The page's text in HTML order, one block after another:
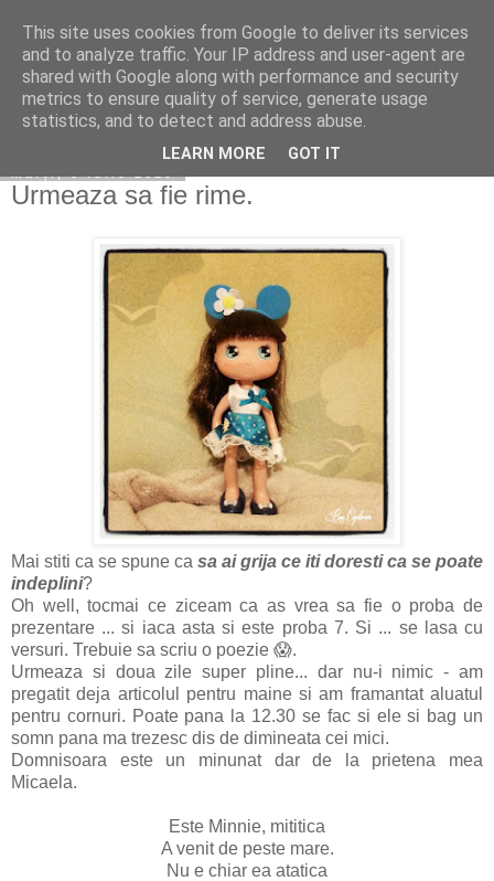
Copilarim
Urmeaza sa fie rime.
Mai stiti ca se spune ca sa ai grija ce iti doresti ca se poate
indeplini?
Oh well, tocmai ce ziceam ca as vrea sa fie o proba de
prezentare ... si iaca asta si este proba 7. Si ... se lasa cu
versuri. Trebuie sa scriu o poezie 😱.
Urmeaza si doua zile super pline... dar nu-i nimic - am
pregatit deja articolul pentru maine si am framantat aluatul
pentru cornuri. Poate pana la 12.30 se fac si ele si bag un
somn pana ma trezesc dis de dimineata cei mici.
Domnisoara este un minunat dar de la prietena mea
Micaela.
Este Minnie, mititica
A venit de peste mare.
Nu e chiar ea atatica
This site uses cookies from Google to deliver its services
and to analyze traffic. Your IP address and user-agent are
shared with Google along with performance and security
metrics to ensure quality of service, generate usage
statistics, and to detect and address abuse.
LEARN MORE GOT IT